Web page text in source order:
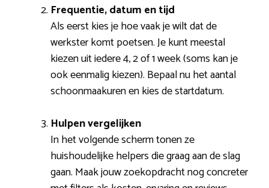
Frequentie, datum en tijd
Als eerst kies je hoe vaak je wilt dat de
werkster komt poetsen. Je kunt meestal
kiezen uit iedere 4, 2 of 1 week (soms kan je
ook eenmalig kiezen). Bepaal nu het aantal
schoonmaakuren en kies de startdatum.
Hulpen vergelijken
In het volgende scherm tonen ze
huishoudelijke helpers die graag aan de slag
gaan. Maak jouw zoekopdracht nog concreter